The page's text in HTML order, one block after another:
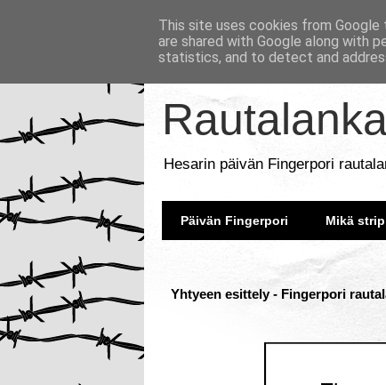
Hesarin päivän Fingerpori
Päivän Fingerpori Mikä
Yhtyeen esittely - Fingerpori
This site uses cookies from
are shared with Google along with
statistics, and to detect and